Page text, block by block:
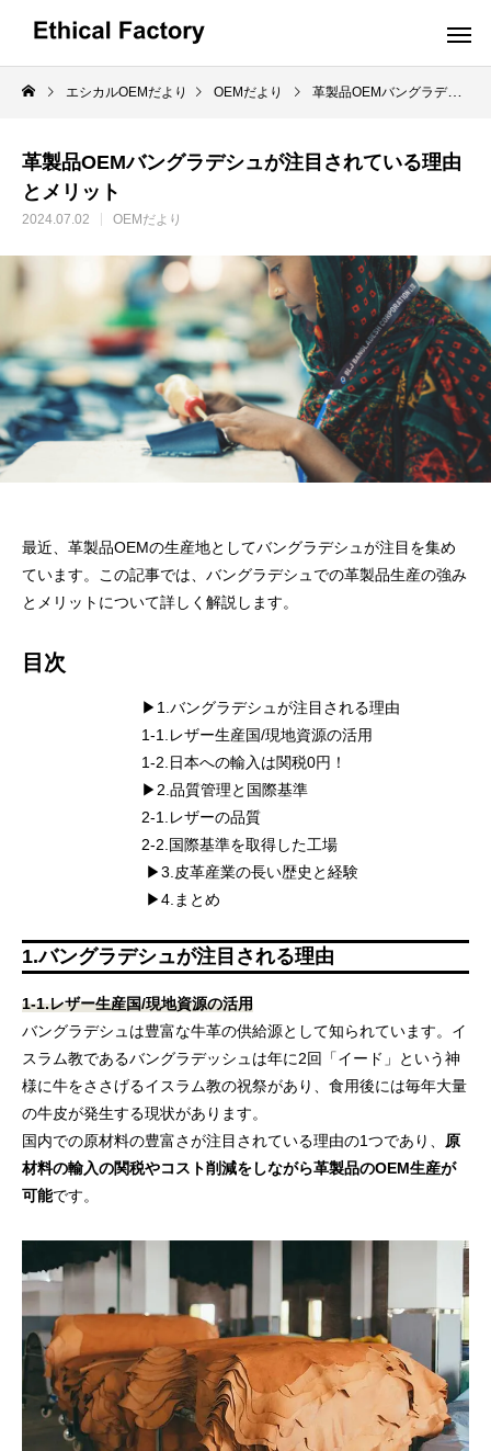
革小物OEMの小ロット生産でオリジ
ナル製品を実現するポイントと費用
2024.10.16
ショルダーバッ
めるOEM:コス
2024.09.19
イタリアンレザーで革製品OEM バ
ングラデシュ生産の強み
革製品OEMに活
エシカルOEMだより OEMだより 革製品OEMバングラデシュが注目されている理由とメリット
革製品OEMバングラデシュが注目されている理由
とメリット
2024.07.02 OEMだより
最近、革製品OEMの生産地としてバングラデシュが注目を集め
ています。この記事では、バングラデシュでの革製品生産の強み
とメリットについて詳しく解説します。
目次
▶︎1.バングラデシュが注目される理由
1-1.レザー生産国/現地資源の活用
1-2.日本への輸入は関税0円！
▶︎2.品質管理と国際基準
2-1.レザーの品質
2-2.国際基準を取得した工場
▶︎3.皮革産業の長い歴史と経験
▶︎4.まとめ
1.バングラデシュが注目される理由
1-1.レザー生産国/現地資源の活用
バングラデシュは豊富な牛革の供給源として知られています。イ
スラム教であるバングラデッシュは年に2回「イード」という神
様に牛をささげるイスラム教の祝祭があり、食用後には毎年大量
の牛皮が発生する現状があります。
国内での原材料の豊富さが注目されている理由の1つであり、 原
材料の輸入の関税やコスト削減をしながら革製品のOEM生産が
可能です。